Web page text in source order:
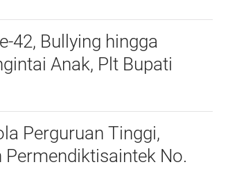
42, Bullying hingga
Anak, Plt Bupati
Wujudkan Tulungagung
Perguruan Tinggi,
Permendiktisaintek No.
2026